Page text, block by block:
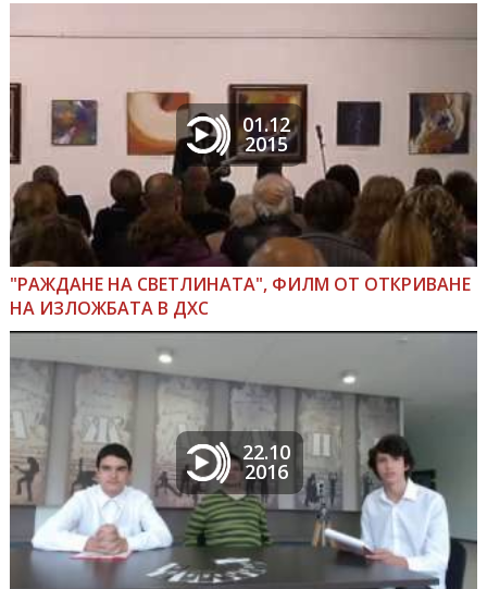
01.12
2015
"РАЖДАНЕ НА СВЕТЛИНАТА", ФИЛМ ОТ ОТКРИВАНЕ
НА ИЗЛОЖБАТА В ДХС
22.10
2016